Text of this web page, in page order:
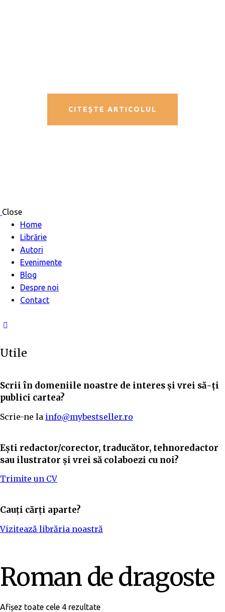
CITEȘTE ARTICOLUL
Close
Home
Librărie
Autori
Evenimente
Blog
Despre noi
Contact
Utile
Scrii în domeniile noastre de interes și vrei să-ți
publici cartea?
Scrie-ne la info@mybestseller.ro
Ești redactor/corector, traducător, tehnoredactor
sau ilustrator și vrei să colaboezi cu noi?
Trimite un CV
Cauți cărți aparte?
Vizitează librăria noastră
Roman de dragoste
Afișez toate cele 4 rezultate